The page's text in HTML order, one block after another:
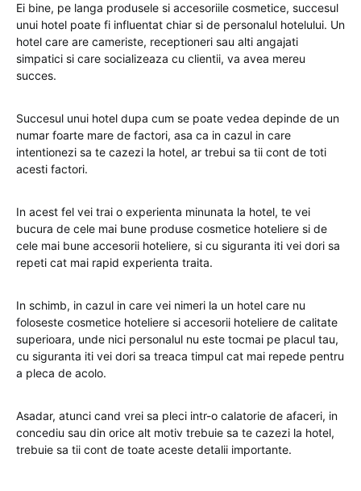
Ei bine, pe langa produsele si accesoriile cosmetice, succesul
unui hotel poate fi influentat chiar si de personalul hotelului. Un
hotel care are cameriste, receptioneri sau alti angajati
simpatici si care socializeaza cu clientii, va avea mereu
succes.
Succesul unui hotel dupa cum se poate vedea depinde de un
numar foarte mare de factori, asa ca in cazul in care
intentionezi sa te cazezi la hotel, ar trebui sa tii cont de toti
acesti factori.
In acest fel vei trai o experienta minunata la hotel, te vei
bucura de cele mai bune produse cosmetice hoteliere si de
cele mai bune accesorii hoteliere, si cu siguranta iti vei dori sa
repeti cat mai rapid experienta traita.
In schimb, in cazul in care vei nimeri la un hotel care nu
foloseste cosmetice hoteliere si accesorii hoteliere de calitate
superioara, unde nici personalul nu este tocmai pe placul tau,
cu siguranta iti vei dori sa treaca timpul cat mai repede pentru
a pleca de acolo.
Asadar, atunci cand vrei sa pleci intr-o calatorie de afaceri, in
concediu sau din orice alt motiv trebuie sa te cazezi la hotel,
trebuie sa tii cont de toate aceste detalii importante.